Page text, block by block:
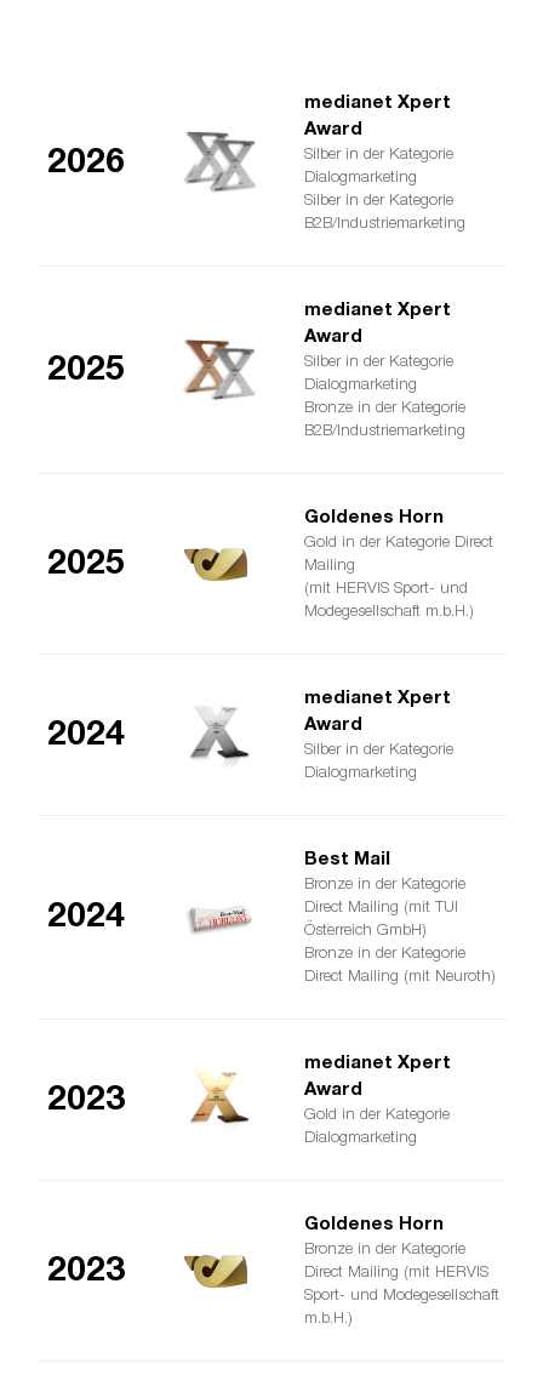
2026
medianet Xpert
Award
Silber in der Kategorie
Dialogmarketing
Silber in der Kategorie
B2B/Industriemarketing
2025
medianet Xpert
Award
Silber in der Kategorie
Dialogmarketing
Bronze in der Kategorie
B2B/Industriemarketing
2025
Goldenes Horn
Gold in der Kategorie Direct
Mailing
(mit HERVIS Sport- und
Modegesellschaft m.b.H.)
2024
medianet Xpert
Award
Silber in der Kategorie
Dialogmarketing
2024
Best Mail
Bronze in der Kategorie
Direct Mailing (mit TUI
Österreich GmbH)
Bronze in der Kategorie
Direct Mailing (mit Neuroth)
2023
medianet Xpert
Award
Gold in der Kategorie
Dialogmarketing
2023
Goldenes Horn
Bronze in der Kategorie
Direct Mailing (mit HERVIS
Sport- und Modegesellschaft
m.b.H.)